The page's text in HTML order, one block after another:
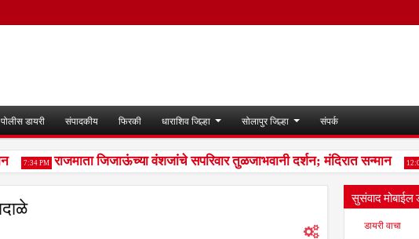
पोलीस डायरी संपादकीय फिरकी धाराशिव जिल्हा सोलापुर जिल्हा संपर्क
7:34 PM राजमाता जिजाऊंच्या वंशजांचे सपरिवार तुळजाभवानी दर्शन; मंदिरात सन्मान 12:01 PM
सुसंवाद मोबाईल
डायरी वाचा